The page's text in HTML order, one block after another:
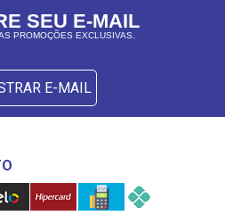
SEU E-MAIL
PROMOÇÕES EXCLUSIVAS.
E-MAIL